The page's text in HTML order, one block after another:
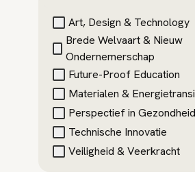
Art, Design & Technology
Brede Welvaart & Nieuw
Ondernemerschap
Future-Proof Education
Materialen &
Perspectief in Gezondheid
Technische Innovatie
Veiligheid & Veerkracht